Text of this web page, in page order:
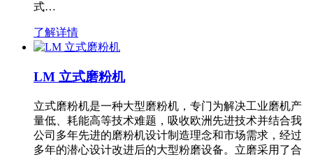
式…
了解详情
LM 立式磨粉机
立式磨粉机是一种大型磨粉机，专门为解决工业磨机产
量低、耗能高等技术难题，吸收欧洲先进技术并结合我
公司多年先进的磨粉机设计制造理念和市场需求，经过
多年的潜心设计改进后的大型粉磨设备。立磨采用了合